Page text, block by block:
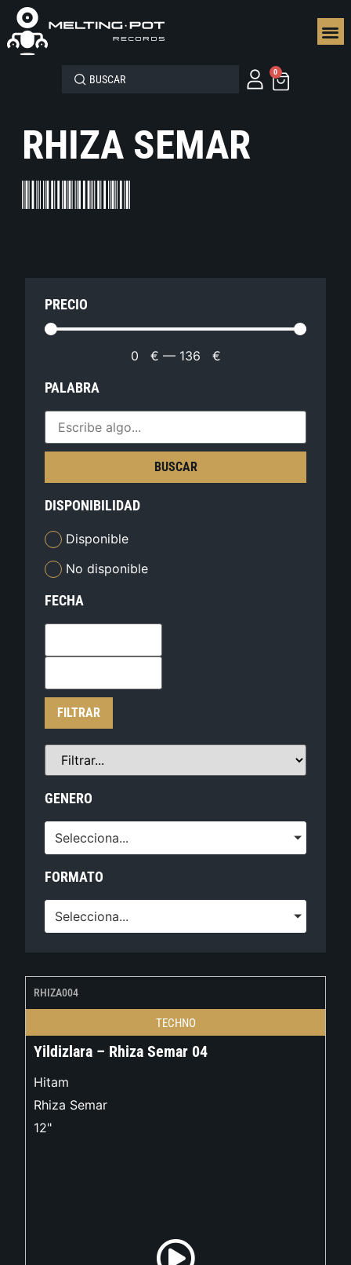
0
RHIZA SEMAR
PRECIO
0 € — 136 €
PALABRA
BUSCAR
DISPONIBILIDAD
Disponible
No disponible
FECHA
FILTRAR
GENERO
Selecciona...
FORMATO
Selecciona...
RHIZA004
TECHNO
Yildizlara – Rhiza Semar 04
Hitam
Rhiza Semar
12"